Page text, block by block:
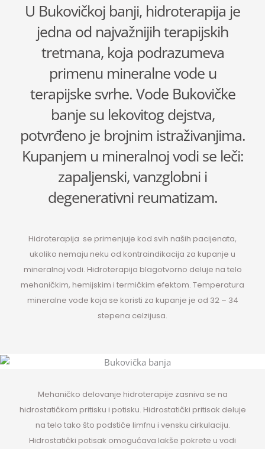
U Bukovičkoj banji, hidroterapija je
jedna od najvažnijih terapijskih
tretmana, koja podrazumeva
primenu mineralne vode u
terapijske svrhe. Vode Bukovičke
banje su lekovitog dejstva,
potvrđeno je brojnim istraživanjima.
Kupanjem u mineralnoj vodi se leči:
zapaljenski, vanzglobni i
degenerativni reumatizam.
Hidroterapija se primenjuje kod svih naših pacijenata,
ukoliko nemaju neku od kontraindikacija za kupanje u
mineralnoj vodi. Hidroterapija blagotvorno deluje na telo
mehaničkim, hemijskim i termičkim efektom. Temperatura
mineralne vode koja se koristi za kupanje je od 32 – 34
stepena celzijusa.
Mehaničko delovanje hidroterapije zasniva se na
hidrostatičkom pritisku i potisku. Hidrostatički pritisak deluje
na telo tako što podstiče limfnu i vensku cirkulaciju.
Hidrostatički potisak omogućava lakše pokrete u vodi